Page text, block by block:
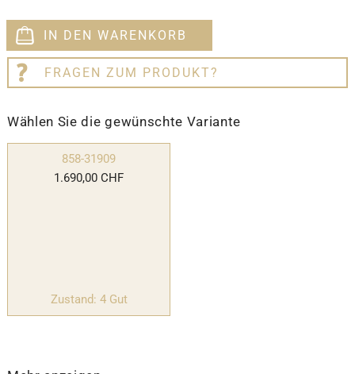
IN DEN WARENKORB
FRAGEN ZUM PRODUKT?
Wählen Sie die gewünschte Variante
858-31909
1.690,00 CHF
Zustand: 4 Gut